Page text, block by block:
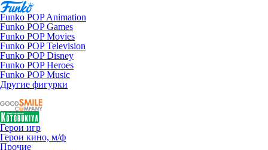
Funko POP Animation
Funko POP Games
Funko POP Movies
Funko POP Television
Funko POP Disney
Funko POP Heroes
Funko POP Music
Другие фигурки
Герои игр
Герои кино, м/ф
Прочие